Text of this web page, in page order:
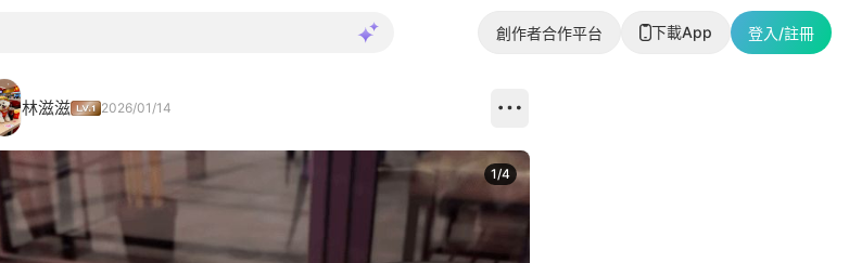
創作者合作平台 下載App 登入/註冊
林滋滋 2026/01/14
1/4